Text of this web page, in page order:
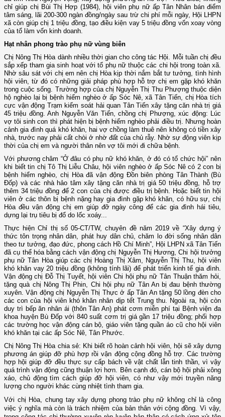
chỉ giúp chị Bùi Thị Hợp (1984), hội viên phụ nữ ấp Tân Nhân bán điểm
tâm sáng, lãi 200-300 ngàn đồng/ngày sau trừ chi phí mỗi ngày, Hội LHPN
xã còn giúp chị 1 triệu đồng, tạo điều kiện vay 5 triệu đồng vốn xoay vòng
của tổ làm vốn kinh doanh.
Hạt nhân phong trào phụ nữ vùng biên
Chị Nông Thị Hòa dành nhiều thời gian cho công tác Hội. Mỗi tuần chị đều
sắp xếp tham gia sinh hoạt với tổ phụ nữ thuộc các chi hội trong toàn xã.
Nhờ sâu sát với chị em nên chị Hòa kịp thời nắm bắt tư tưởng, tình hình
hội viên, từ đó có những giải pháp phù hợp hỗ trợ chị em gặp khó khăn
trong cuộc sống. Trường hợp của chị Nguyễn Thị Thu Phượng thuộc diện
hộ nghèo lại bị bệnh hiểm nghèo ở ấp Sóc Nê, xã Tân Tiến, chị Hòa tích
cực vận động Trạm kiểm soát hải quan Tân Tiến xây tặng căn nhà trị giá
45 triệu đồng. Anh Nguyễn Văn Tiến, chồng chị Phượng, xúc động: Lúc
vợ tôi sinh con thì phát hiện bị bệnh hiểm nghèo phải điều trị. Nhưng hoàn
cảnh gia đình quá khó khăn, hai vợ chồng làm thuê nên không có tiền xây
nhà, trước nay phải cất chòi ở nhờ đất của chủ rẫy. Nhờ sự động viên kịp
thời của chị em và người thân nên vợ tôi mới đi chữa bệnh.
Với phương châm “Ở đâu có phụ nữ khó khăn, ở đó có tổ chức hội” nên
khi biết tin chị Tô Thị Liễu Châu, hội viên nghèo ở ấp Sóc Nê có 2 con bị
bệnh hiểm nghèo, chị Hòa đã vận động Đồn biên phòng Tân Thành (Bù
Đốp) và các nhà hảo tâm xây tặng căn nhà trị giá 50 triệu đồng, hỗ trợ
thêm 34 triệu đồng để 2 con của chị được điều trị bệnh. Hoặc biết tin hội
viên ở các thôn bị bệnh nặng hay gia đình gặp khó khăn, có hữu sự, chị
Hòa đều vận động chị em giúp đỡ ngày công để các gia đình hái tiêu,
dựng lại trụ tiêu bị đổ do lốc xoáy...
Thực hiện Chỉ thị số 05-CT/TW, chuyên đề năm 2019 về “Xây dựng ý
thức tôn trọng nhân dân, phát huy dân chủ, chăm lo đời sống nhân dân
theo tư tưởng, đạo đức, phong cách Hồ Chí Minh”, Hội LHPN xã Tân Tiến
đã cụ thể hóa bằng cách vận động chị Nguyễn Thị Hương, Chi hội trưởng
phụ nữ Tân Hòa giúp các chị Hoàng Thị Xâm, Nguyễn Thị Thu, hội viên
khó khăn vay 20 triệu đồng (không tính lãi) để phát triển kinh tế gia đình.
Vận động chị Đỗ Thị Tuyết, hội viên Chi hội phụ nữ Tân Thuận thăm hỏi,
tặng quà chị Nông Thị Phin, Chi hội phụ nữ Tân An bị đau bệnh thường
xuyên. Vận động chị Nguyễn Thị Thực ở ấp Tân An tặng 50 lồng đèn cho
các con của hội viên khó khăn nhân dịp tết Trung thu. Ngoài ra, hội còn
duy trì bếp ăn nhân ái (thôn Tân An) phát cơm miễn phí tại Bệnh viện đa
khoa huyện Bù Đốp với 840 suất cơm trị giá gần 17 triệu đồng; phối hợp
các trường học vận động cán bộ, giáo viên tặng quần áo cũ cho hội viên
khó khăn tại các ấp Sóc Nê, Tân Phước.
Chị Nông Thị Hòa chia sẻ: Khi biết rõ hoàn cảnh hội viên, hội sẽ xây dựng
phương án giúp đỡ phù hợp rồi vận động cộng đồng hỗ trợ. Các trường
hợp hội giúp đỡ đều thực sự cấp bách về vật chất lẫn tinh thần, vì vậy
quá trình vận động cũng thuận lợi hơn. Bên cạnh đó, cán bộ hội phải xông
xáo, chủ động tìm cách giúp đỡ hội viên, có như vậy mới truyền năng
lượng cho người khác cùng nhiệt tình tham gia.
Với chị Hòa, chung tay xây dựng phong trào phụ nữ không chỉ là công
việc ý nghĩa mà còn là trách nhiệm của bản thân với cộng đồng. Vì vậy,